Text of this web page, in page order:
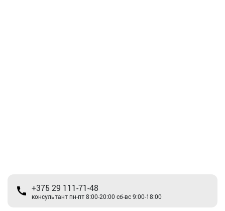
+375 29 111-71-48
консультант пн-пт 8:00-20:00 сб-вс 9:00-18:00